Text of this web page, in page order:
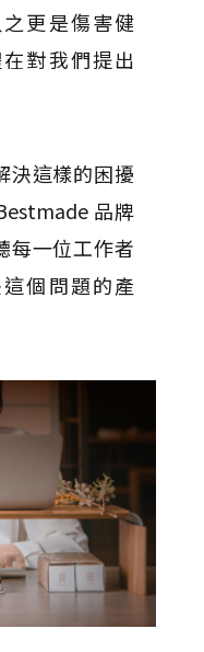
更是傷害健
對我們提出
決這樣的困擾
品牌
每一位工作者
個問題的產